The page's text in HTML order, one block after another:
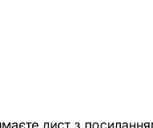
лист з